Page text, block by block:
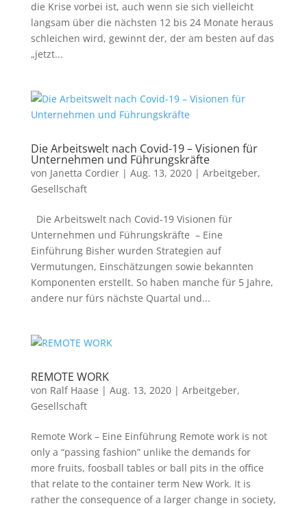
die Krise vorbei ist, auch wenn sie sich vielleicht
langsam über die nächsten 12 bis 24 Monate heraus
schleichen wird, gewinnt der, der am besten auf das
„jetzt...
Die Arbeitswelt nach Covid-19 – Visionen für
Unternehmen und Führungskräfte
von Janetta Cordier| Aug. 13, 2020| Arbeitgeber,
Gesellschaft
Die Arbeitswelt nach Covid-19 Visionen für
Unternehmen und Führungskräfte – Eine
Einführung Bisher wurden Strategien auf
Vermutungen, Einschätzungen sowie bekannten
Komponenten erstellt. So haben manche für 5 Jahre,
andere nur fürs nächste Quartal und...
REMOTE WORK
von Ralf Haase | Aug. 13, 2020| Arbeitgeber,
Gesellschaft
Remote Work – Eine Einführung Remote work is not
only a “passing fashion” unlike the demands for
more fruits, foosball tables or ball pits in the office
that relate to the container term New Work. It is
rather the consequence of a larger change in society,